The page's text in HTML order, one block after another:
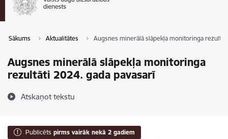
Sākums Aktualitātes Augsnes minerālā slāpekļa monitoringa
Augsnes minerālā slāpekļa monitoringa
rezultāti 2024. gada pavasarī
Atskaņot tekstu
Publicēts pirms vairāk nekā 2 gadiem